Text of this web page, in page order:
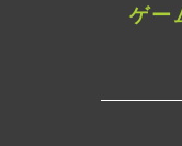
ゲー